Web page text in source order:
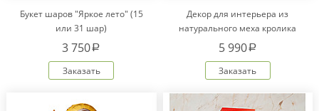
Букет шаров "Яркое лето" (15
или 31 шар)
3 750a
Заказать
Декор для интерьера из
натурального меха кролика
Рекс "Сердце" IM20601
5 990a
Заказать